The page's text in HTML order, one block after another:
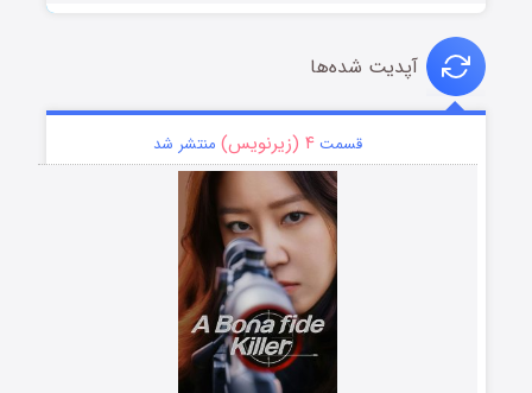
آپدیت شده‌ها
قسمت۴ (زیرنویس) منتشر شد